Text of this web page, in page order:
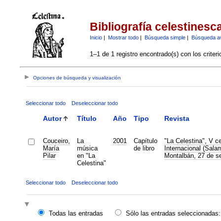
Bibliografía
Inicio| Mostrar todo| Búsqueda simple| Búsqueda
1–1 de 1 registro encontrado(s) con los
Opciones de búsqueda y visualización
Seleccionar todo Deseleccionar todo
Autor Título Año Tipo Revista
Couceiro,
María
Pilar
La
música
en "La
Celestina"
2001
Capítulo
de libro
"La Celestina", V
Internacional
Montalbán, 27 de
Seleccionar todo Deseleccionar todo
Todas las entradas
Sólo las entradas seleccionadas: